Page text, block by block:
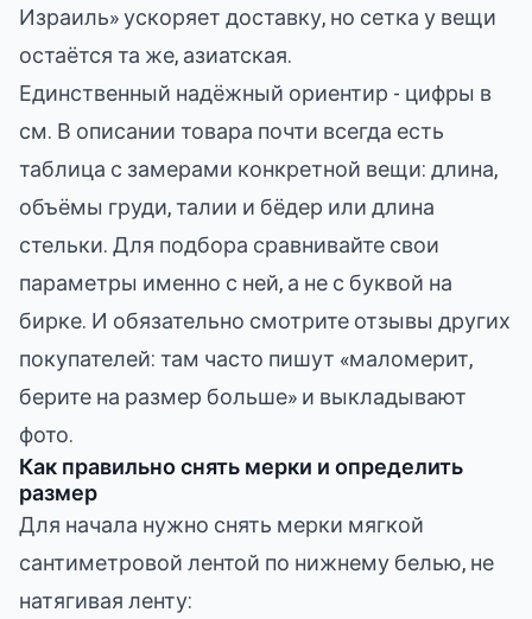
Израиль» ускоряет доставку, но сетка у вещи
остаётся та же, азиатская.
Единственный надёжный ориентир - цифры в
см. В описании товара почти всегда есть
таблица с замерами конкретной вещи: длина,
объёмы груди, талии и бёдер или длина
стельки. Для подбора сравнивайте свои
параметры именно с ней, а не с буквой на
бирке. И обязательно смотрите отзывы других
покупателей: там часто пишут «маломерит,
берите на размер больше» и выкладывают
фото.
Как правильно снять мерки и определить
размер
Для начала нужно снять мерки мягкой
сантиметровой лентой по нижнему белью, не
натягивая ленту: